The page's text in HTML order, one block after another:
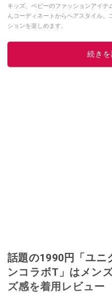
キッズ、ベビーのファッションアイテ
んコーディネートからヘアスタイル、
ションを楽しめます。
こ
続きを
話題の1990円「ユニ
ンコラボT」はメン
ズ感を着用レビュー